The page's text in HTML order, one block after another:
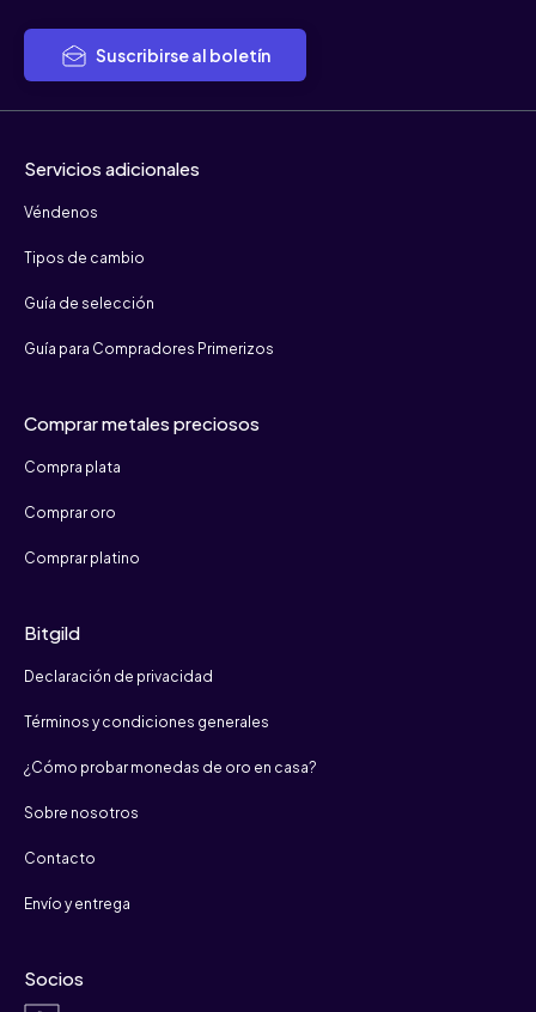
Suscribirse al boletín
Servicios adicionales
Véndenos
Tipos de cambio
Guía de selección
Guía para Compradores Primerizos
Comprar metales preciosos
Compra plata
Comprar oro
Comprar platino
Bitgild
Declaración de privacidad
Términos y condiciones generales
¿Cómo probar monedas de oro en casa?
Sobre nosotros
Contacto
Envío y entrega
Socios